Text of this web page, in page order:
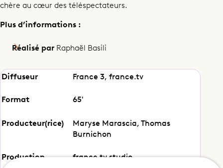
Maïté, une femme de son temps
chère au cœur des téléspectateurs.
Plus d’informations :
Réalisé parRaphaël Basili
Diffuseur France 3, france.tv
Format 65'
Producteur(rice)
Maryse Marascia, Thomas
Burnichon
Production france.tv studio